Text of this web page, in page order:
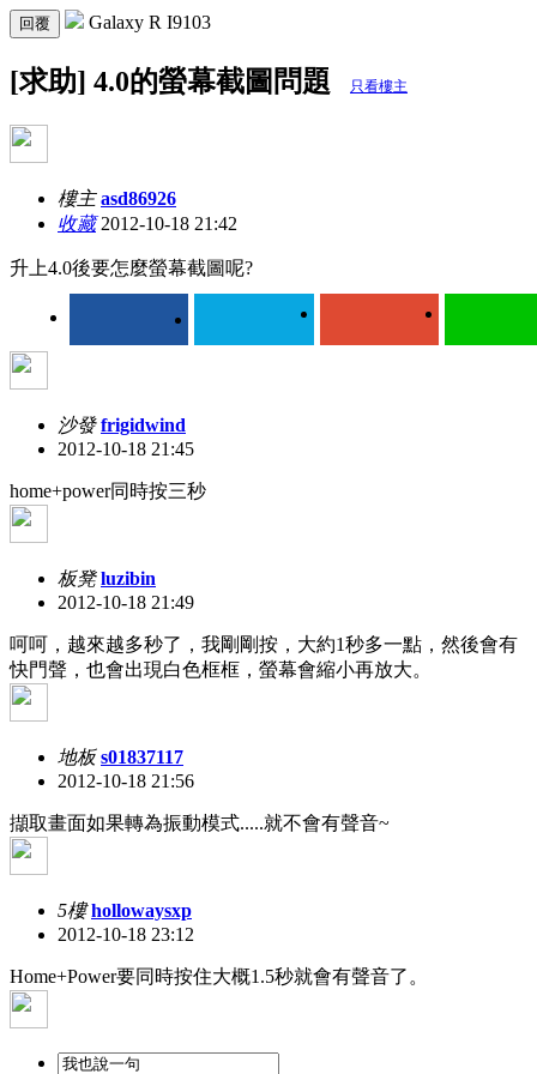
回覆 Galaxy R I9103
[求助] 4.0的螢幕截圖問題 只看樓主
樓主 asd86926
收藏2012-10-18 21:42
升上4.0後要怎麼螢幕截圖呢?
沙發 frigidwind
2012-10-18 21:45
home+power同時按三秒
板凳 luzibin
2012-10-18 21:49
呵呵，越來越多秒了，我剛剛按，大約1秒多一點，然後會有
快門聲，也會出現白色框框，螢幕會縮小再放大。
地板 s01837117
2012-10-18 21:56
擷取畫面如果轉為振動模式.....就不會有聲音~
5樓 hollowaysxp
2012-10-18 23:12
Home+Power要同時按住大概1.5秒就會有聲音了。